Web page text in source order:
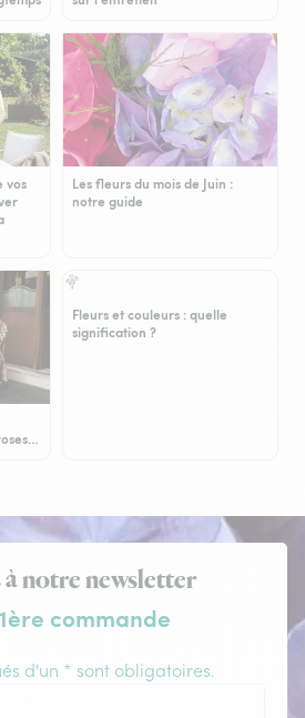
vos
Les fleurs du mois de Juin :
notre guide
Fleurs et couleurs : quelle
signification ?
notre newsletter
commande
d'un * sont obligatoires.